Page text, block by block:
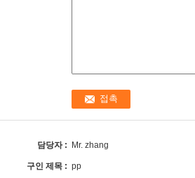
담당자 : Mr. zhang
구인 제목 : pp